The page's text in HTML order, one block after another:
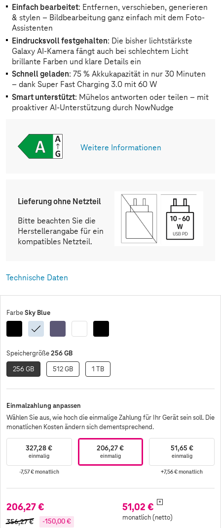
Einfach bearbeitet: Entfernen, verschieben, generieren
& stylen – Bildbearbeitung ganz einfach mit dem Foto-
Assistenten
Eindrucksvoll festgehalten: Die bisher lichtstärkste
Galaxy AI-Kamera fängt auch bei schlechtem Licht
brillante Farben und klare Details ein
Schnell geladen: 75 % Akkukapazität in nur 30 Minuten
– dank Super Fast Charging 3.0 mit 60 W
Smart unterstützt: Mühelos antworten oder teilen – mit
proaktiver AI-Unterstützung durch NowNudge
Weitere Informationen
Lieferung ohne Netzteil
Bitte beachten Sie die
Herstellerangabe für ein
kompatibles Netzteil.
Technische Daten
Farbe Sky Blue
Black
Enterprise
Sky
Blue
Cobalt
Violet
White Black
Speichergröße 256 GB
256 GB 512 GB 1 TB
Einmalzahlung anpassen
Wählen Sie aus, wie hoch die einmalige Zahlung für Ihr Gerät sein soll. Die
monatlichen Kosten ändern sich dementsprechend.
327,28 €
einmalig
-7,57 €monatlich
206,27 €
einmalig
51,65 €
einmalig
+7,56 €monatlich
206,27 €
356,27 €
-150,00 €
51,02 € *
monatlich (netto)